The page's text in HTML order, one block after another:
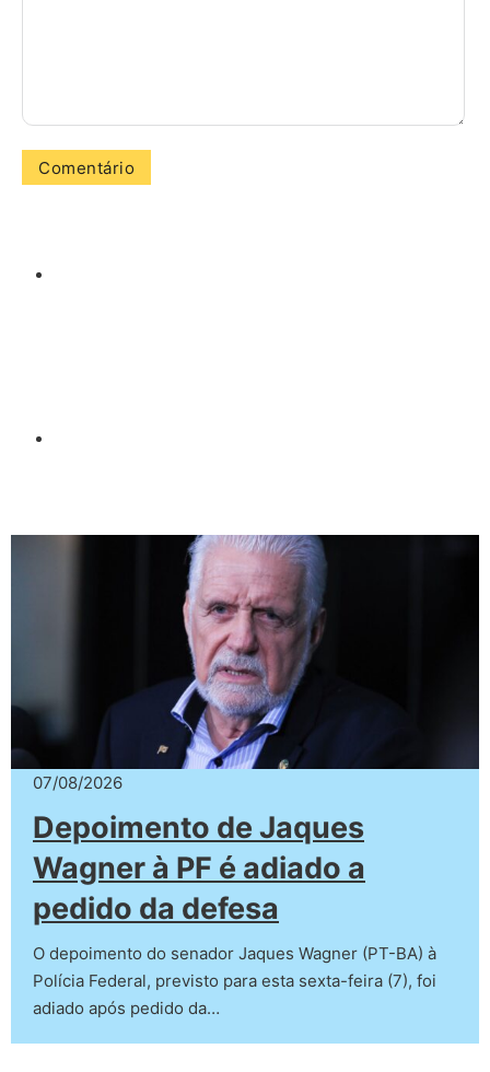
07/08/2026
Depoimento de Jaques
Wagner à PF é adiado a
pedido da defesa
O depoimento do senador Jaques Wagner (PT-BA) à
Polícia Federal, previsto para esta sexta-feira (7), foi
adiado após pedido da…